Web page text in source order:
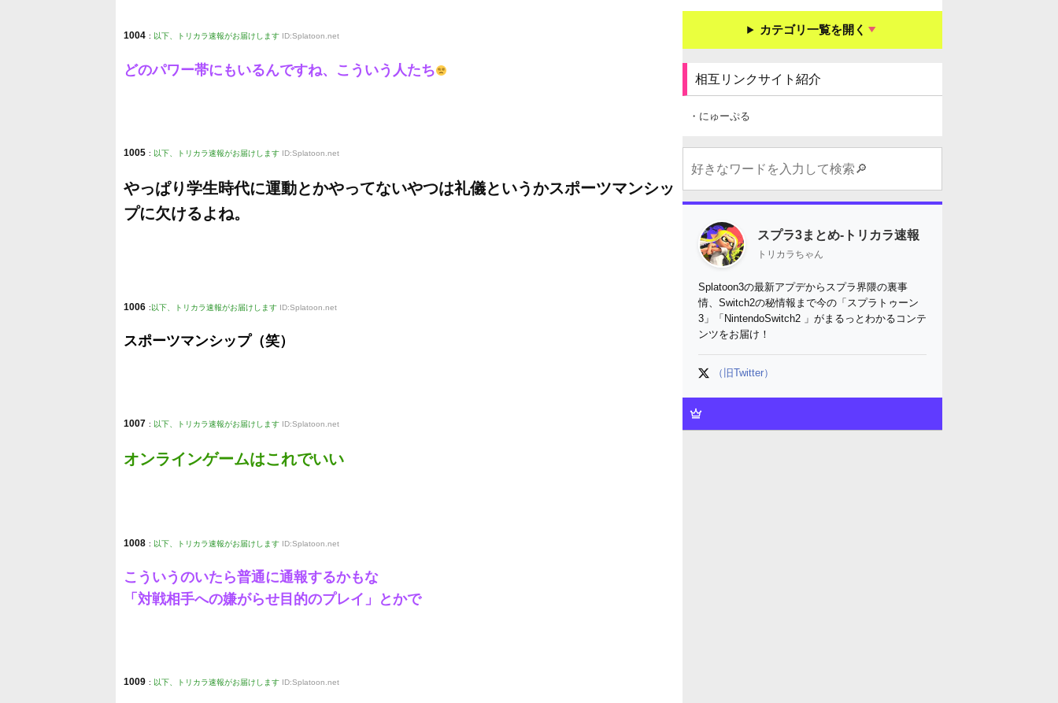
1004 : 以下、トリカラ速報がお届けします ID:Splatoon.net
どのパワー帯にもいるんですね、こういう人たち
1005 : 以下、トリカラ速報がお届けします ID:Splatoon.net
やっぱり学生時代に運動とかやってないやつは礼儀というかスポーツマンシッ
プに欠けるよね。
1006 : 以下、トリカラ速報がお届けします ID:Splatoon.net
スポーツマンシップ（笑）
1007 : 以下、トリカラ速報がお届けします ID:Splatoon.net
オンラインゲームはこれでいい
1008 : 以下、トリカラ速報がお届けします ID:Splatoon.net
こういうのいたら普通に通報するかもな
「対戦相手への嫌がらせ目的のプレイ」とかで
1009 : 以下、トリカラ速報がお届けします ID:Splatoon.net
カテゴリ一覧を開く
相互リンクサイト紹介
・にゅーぷる
スプラ3まとめ-トリカラ速報
トリカラちゃん
Splatoon3の最新アプデからスプラ界隈の裏事
情、Switch2の秘情報まで今の「スプラトゥーン
3」「NintendoSwitch2 」がまるっとわかるコンテ
ンツをお届け！
（旧Twitter）